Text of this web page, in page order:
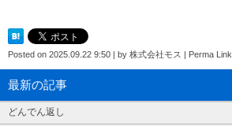
Posted on 2025.09.22 9:50 by 株式会社モス Perma Link
最新の記事
どんでん返し